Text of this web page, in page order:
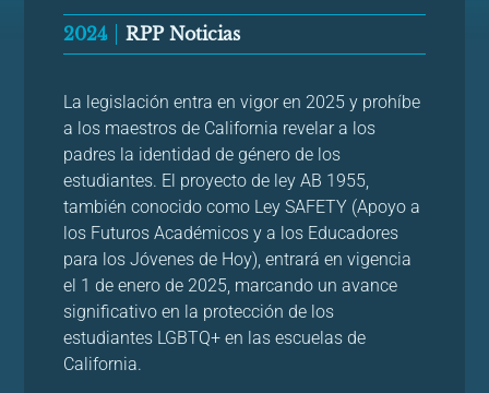
2024 RPP Noticias
La legislación entra en vigor en 2025 y prohíbe
a los maestros de California revelar a los
padres la identidad de género de los
estudiantes. El proyecto de ley AB 1955,
también conocido como Ley SAFETY (Apoyo a
los Futuros Académicos y a los Educadores
para los Jóvenes de Hoy), entrará en vigencia
el 1 de enero de 2025, marcando un avance
significativo en la protección de los
estudiantes LGBTQ+ en las escuelas de
California.